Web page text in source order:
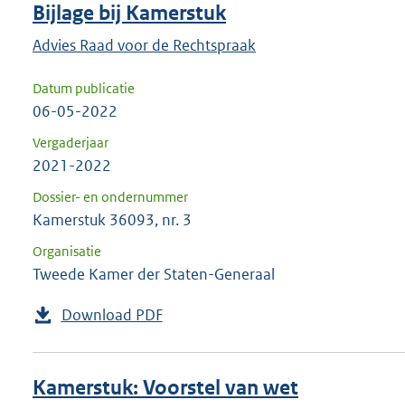
Bijlage bij Kamerstuk
Advies Raad voor de Rechtspraak
Datum publicatie
06-05-2022
Vergaderjaar
2021-2022
Dossier- en ondernummer
Kamerstuk 36093, nr. 3
Organisatie
Tweede Kamer der Staten-Generaal
Download PDF
Kamerstuk: Voorstel van wet